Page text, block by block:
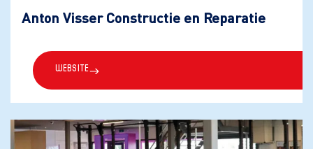
Anton Visser Constructie en Reparatie
Website